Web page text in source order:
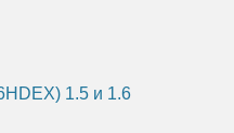
1.5 и 1.6